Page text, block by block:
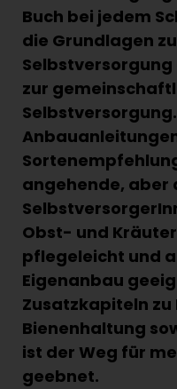
Buch bei jedem
die Grundlagen
zur
angehende, aber
Obst- und
pflegeleicht und
Eigenanbau
Zusatzkapiteln zu
Bienenhaltung
ist der Weg für
geebnet.